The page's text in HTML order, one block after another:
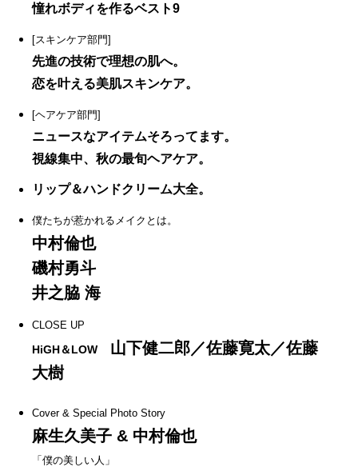
憧れボディを作るベスト9
[スキンケア部門]
先進の技術で理想の肌へ。
恋を叶える美肌スキンケア。
[ヘアケア部門]
ニュースなアイテムそろってます。
視線集中、秋の最旬ヘアケア。
リップ＆ハンドクリーム大全。
僕たちが惹かれるメイクとは。
中村倫也
磯村勇斗
井之脇 海
CLOSE UP
HiGH＆LOW
山下健二郎／佐藤寛太／佐藤
大樹
Cover & Special Photo Story
麻生久美子 & 中村倫也
「僕の美しい人」